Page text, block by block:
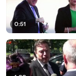
0:51